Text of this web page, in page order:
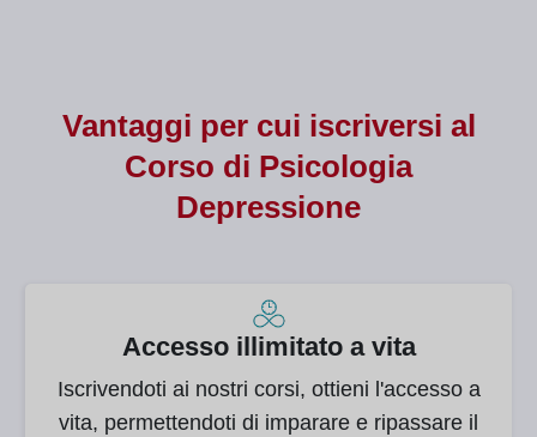
Vantaggi per cui iscriversi al
Corso di Psicologia
Depressione
Accesso illimitato a vita
Iscrivendoti ai nostri corsi, ottieni l'accesso a
vita, permettendoti di imparare e ripassare il